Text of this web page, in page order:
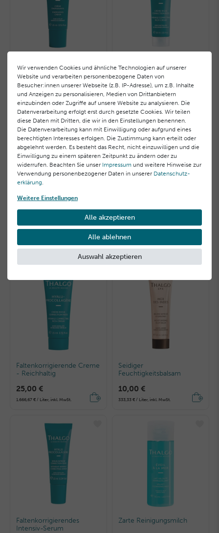
Vitalisierende Creme
20,00 €
1.333,33 € / Liter, inkl. MwSt.
Reichhaltige
Faltenkorrigierende Creme
50,00 €
1.666,67 € / Liter, inkl. MwSt.
Vitalisierende Augenpflege
30,00 €
3.000,00 € / Liter, inkl. MwSt.
Revitalisierendes Duschgel
4,00 €
133,33 € / Liter, inkl. MwSt.
Faltenkorrigierende Creme
- Reichhaltig
25,00 €
1.666,67 € / Liter, inkl. MwSt.
Seidiger
Feuchtigkeitsbalsam
10,00 €
333,33 € / Liter, inkl. MwSt.
Faltenkorrigierendes
Intensiv-Serum
Zarte Reinigungsmilch
Wir verwenden Cookies und ähnliche Technologien auf unserer
Website und verarbeiten personenbezogene Daten von
Besucher:innen unserer Webseite (z.B. IP-Adresse), um z.B. Inhalte
und Anzeigen zu personalisieren, Medien von Drittanbietern
einzubinden oder Zugriffe auf unsere Website zu analysieren. Die
Datenverarbeitung erfolgt erst durch gesetzte Cookies. Wir teilen
diese Daten mit Dritten, die wir in den Einstellungen benennen.
Die Datenverarbeitung kann mit Einwilligung oder aufgrund eines
berechtigten Interesses erfolgen. Die Zustimmung kann erteilt oder
abgelehnt werden. Es besteht das Recht, nicht einzuwilligen und die
Einwilligung zu einem späteren Zeitpunkt zu ändern oder zu
widerrufen. Beachten Sie unser Impressum und weitere Hinweise zur
Verwendung personenbezogener Daten in unserer Daten­schutz­
erklärung.
Weitere Einstellungen
Alle akzeptieren
Alle ablehnen
Auswahl akzeptieren